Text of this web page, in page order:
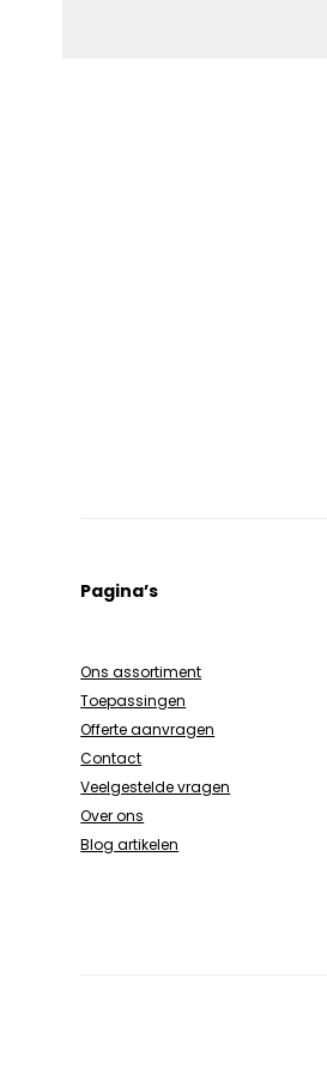
Pagina’s
Ons assortiment
Toepassingen
Offerte aanvragen
Contact
Veelgestelde vragen
Over ons
Blog artikelen